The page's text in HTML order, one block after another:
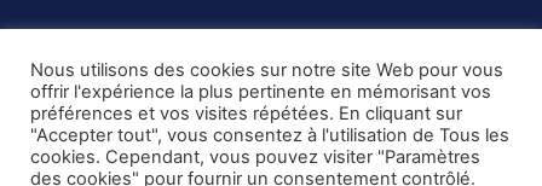
Copyright © DiaspoRDC. All rights reserved
Nous utilisons des cookies sur notre site Web pour vous
offrir l'expérience la plus pertinente en mémorisant vos
préférences et vos visites répétées. En cliquant sur
"Accepter tout", vous consentez à l'utilisation de Tous les
cookies. Cependant, vous pouvez visiter "Paramètres
des cookies" pour fournir un consentement contrôlé.